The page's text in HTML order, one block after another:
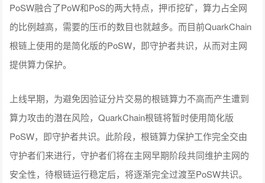
PoSW融合了PoW和PoS的两大特点，押币挖矿，算力占全网
的比例越高，需要的压币的数目也就越多。而目前QuarkChain
根链上使用的是简化版的PoSW，即守护者共识，从而对主网
提供算力保护。
上线早期，为避免因验证分片交易的根链算力不高而产生遭到
算力攻击的潜在风险，QuarkChain根链将暂时使用简化版
PoSW，即守护者共识。此阶段，根链算力保护工作完全交由
守护者们来进行，守护者们将在主网早期阶段共同维护主网的
安全性，待根链运行稳定后，将逐渐完全过渡至PoSW共识。